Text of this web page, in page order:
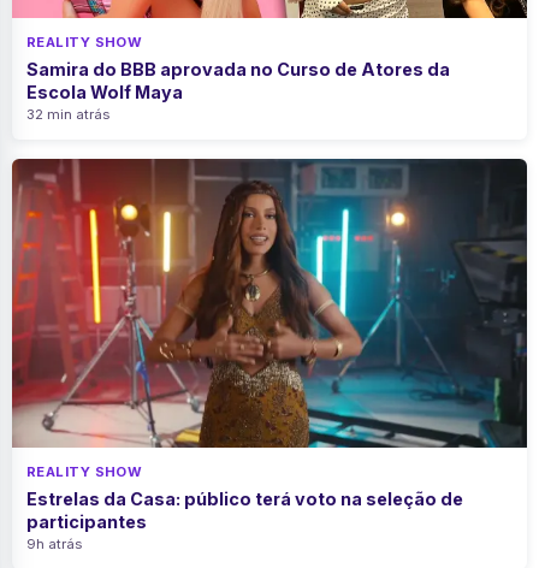
REALITY SHOW
Samira do BBB aprovada no Curso de Atores da
Escola Wolf Maya
32 min atrás
REALITY SHOW
Estrelas da Casa: público terá voto na seleção de
participantes
9h atrás